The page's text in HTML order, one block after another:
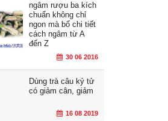
ngâm rượu ba kích
chuẩn không chỉ
ngon mà bổ chi tiết
cách ngâm từ A
đến Z
30 06 2016
Dùng trà câu kỷ tử
có giảm cân, giảm
16 08 2019